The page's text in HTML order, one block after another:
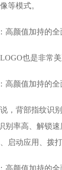
等模式。
也是非常美
，背部指纹识
别率高、解锁
启动应用、拨打